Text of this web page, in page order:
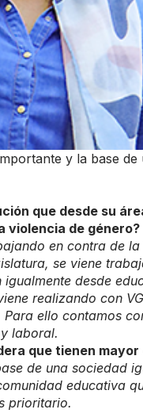
y la base
que desde su
violencia de género?
en contra de
se viene
desde
realizando con
ello contamos
laboral.
que tienen mayor
de una sociedad
educativa
prioritario.